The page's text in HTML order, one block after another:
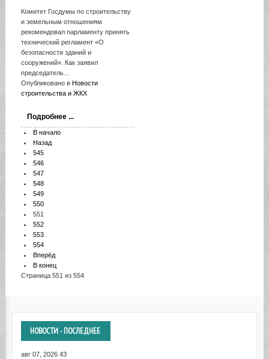
Комитет Госдумы по строительству
и земельным отношениям
рекомендовал парламенту принять
технический регламент «О
безопасности зданий и
сооружений». Как заявил
председатель…
Опубликовано в Новости
строительства и ЖКХ
Подробнее ...
В начало
Назад
545
546
547
548
549
550
551
552
553
554
Вперёд
В конец
Страница 551 из 554
НОВОСТИ- ПОСЛЕДНЕЕ
авг 07, 2026 43